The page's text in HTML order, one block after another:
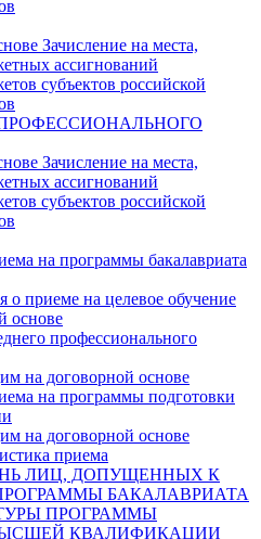
Зачисление на места,
ассигнований
субъектов российской
Зачисление на места,
ассигнований
субъектов российской
на программы бакалавриата
приеме на целевое обучение
основе
профессионального
на договорной основе
на программы подготовки
на договорной основе
приема
ЛИЦ, ДОПУЩЕННЫХ К
БАКАЛАВРИАТА
ПРОГРАММЫ
КВАЛИФИКАЦИИ